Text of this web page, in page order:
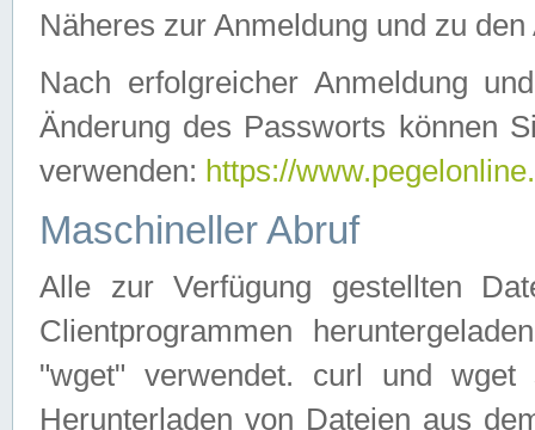
Näheres zur Anmeldung und zu
Nach erfolgreicher Anmeldung
Änderung des Passworts können
verwenden: https://
Maschineller Abruf
Alle zur Verfügung gestellten
Clientprogrammen
"wget" verwendet. curl und wget
Herunterladen von Dateien aus